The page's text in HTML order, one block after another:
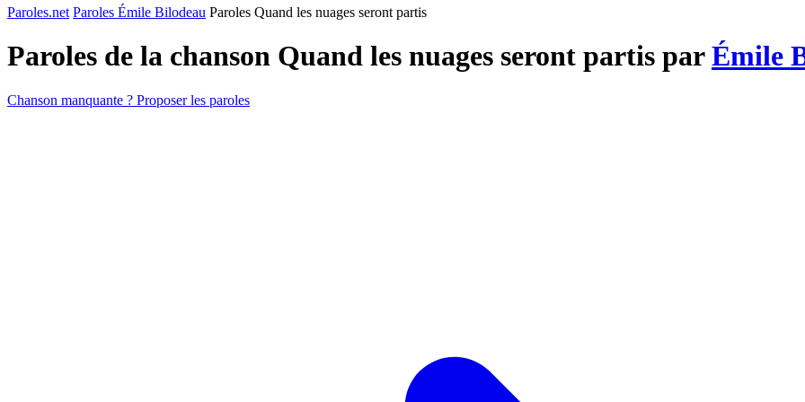
Paroles.net Paroles Émile Bilodeau Paroles Quand les nuages seront partis
Paroles de la chanson Quand les nuages seront partis parÉmile
Chanson manquante ? Proposer les paroles